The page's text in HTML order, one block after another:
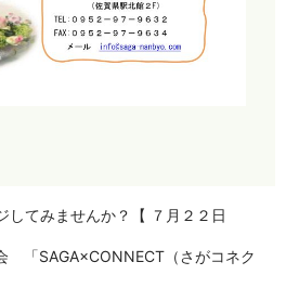
してみませんか？【 ７月２２日
「SAGA×CONNECT（さがコネク